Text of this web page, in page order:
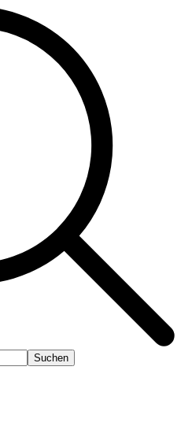
Suchen